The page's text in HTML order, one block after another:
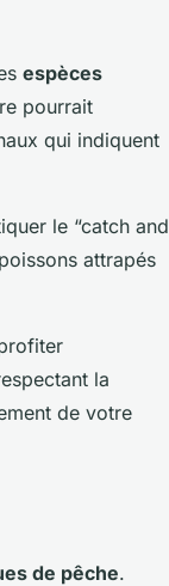
espèces
pourrait
qui indiquent
le “catch and
attrapés
la
de votre
de pêche.